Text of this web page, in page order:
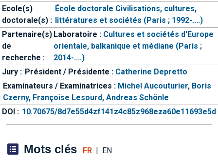
Ecole(s)
doctorale(s) :
École doctorale Civilisations, cultures,
littératures et sociétés (Paris ; 1992-....)
Partenaire(s)
de
recherche :
Laboratoire : Cultures et sociétés d'Europe
orientale, balkanique et médiane (Paris ;
2014-....)
Jury : Président / Présidente : Catherine Depretto
Examinateurs / Examinatrices : Michel Aucouturier, Boris
Czerny, Françoise Lesourd, Andreas Schönle
DOI : 10.70675/8d7e55d4zf141z4c85z968eza60e11693e5d
Mots clés FR| EN